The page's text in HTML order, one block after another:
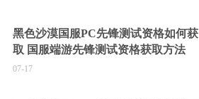
黑色沙漠国服PC先锋测试资格如何获
取 国服端游先锋测试资格获取方法
07-17